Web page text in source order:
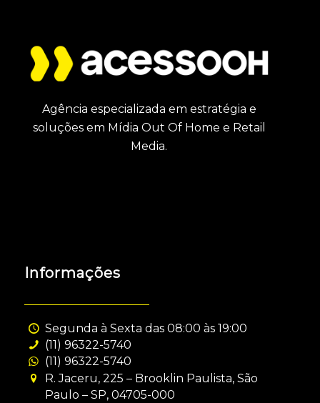
Agência especializada em estratégia e
soluções em Mídia Out Of Home e Retail
Media.
Informações
Segunda à Sexta das 08:00 às 19:00
(11) 96322-5740
(11) 96322-5740
R. Jaceru, 225 – Brooklin Paulista, São
Paulo – SP, 04705-000